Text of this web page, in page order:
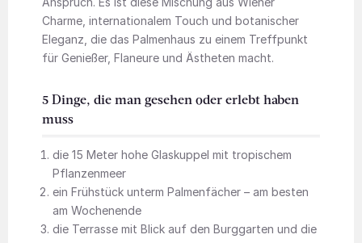
Charme, internationalem Touch und botanischer
Eleganz, die das Palmenhaus zu einem Treffpunkt
für Genießer, Flaneure und Ästheten macht.
5 Dinge, die man gesehen oder erlebt haben
muss
die 15 Meter hohe Glaskuppel mit tropischem
Pflanzenmeer
ein Frühstück unterm Palmenfächer – am besten
am Wochenende
die Terrasse mit Blick auf den Burggarten und die